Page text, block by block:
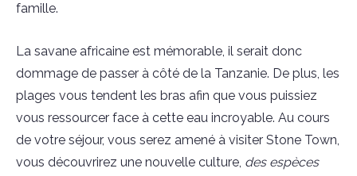
famille.
La savane africaine est mémorable, il serait donc
dommage de passer à côté de la Tanzanie. De plus, les
plages vous tendent les bras afin que vous puissiez
vous ressourcer face à cette eau incroyable. Au cours
de votre séjour, vous serez amené à visiter Stone Town,
vous découvrirez une nouvelle culture, des espèces